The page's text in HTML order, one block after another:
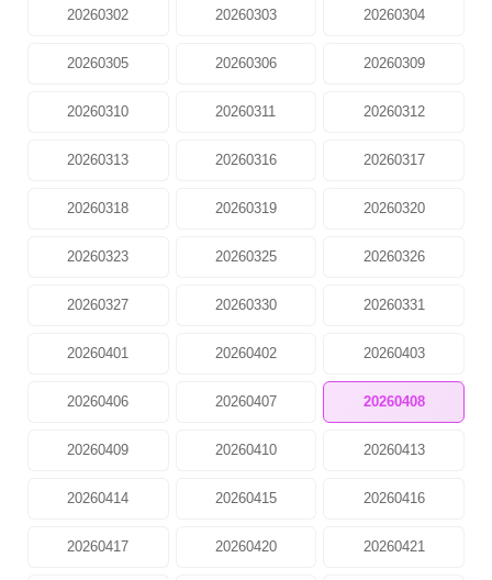
20260302 20260303 20260304
20260305 20260306 20260309
20260310 20260311 20260312
20260313 20260316 20260317
20260318 20260319 20260320
20260323 20260325 20260326
20260327 20260330 20260331
20260401 20260402 20260403
20260406 20260407 20260408
20260409 20260410 20260413
20260414 20260415 20260416
20260417 20260420 20260421